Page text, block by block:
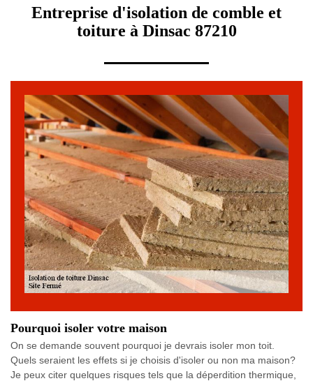
Entreprise d'isolation de comble et
toiture à Dinsac 87210
Pourquoi isoler votre maison
On se demande souvent pourquoi je devrais isoler mon toit.
Quels seraient les effets si je choisis d'isoler ou non ma maison?
Je peux citer quelques risques tels que la déperdition thermique,